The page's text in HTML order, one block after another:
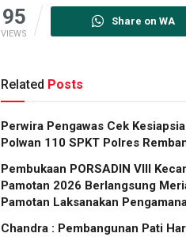
95
VIEWS
Share on WA
Related Posts
Perwira Pengawas Cek
Polwan 110 SPKT Polres
Pembukaan PORSADIN VIII
Pamotan 2026 Berlangsung
Pamotan Laksanakan
Chandra : Pembangunan Pati